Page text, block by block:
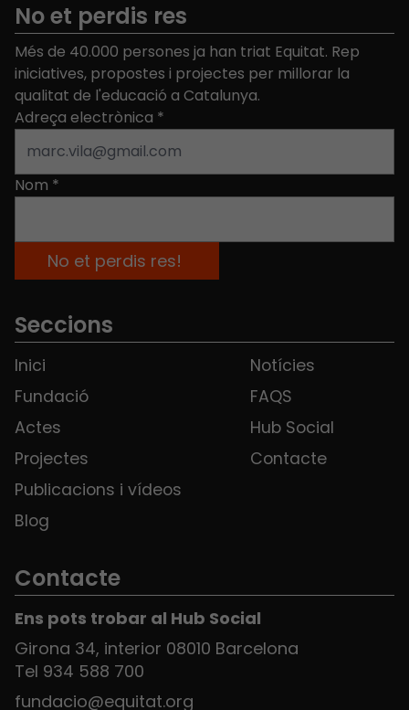
No et perdis res
Més de 40.000 persones ja han triat Equitat. Rep
iniciatives, propostes i projectes per millorar la
qualitat de l'educació a Catalunya.
Adreça electrònica *
Nom *
Seccions
Inici
Fundació
Actes
Projectes
Publicacions i vídeos
Blog
Notícies
FAQS
Hub Social
Contacte
Contacte
Ens pots trobar al Hub Social
Girona 34, interior 08010 Barcelona
Tel 934 588 700
fundacio@equitat.org